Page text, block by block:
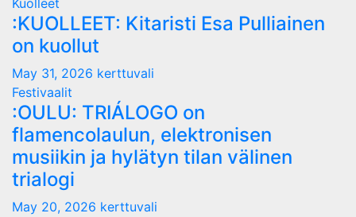
Kuolleet
:KUOLLEET: Kitaristi Esa Pulliainen
on kuollut
May 31, 2026 kerttuvali
Festivaalit
:OULU: TRIÁLOGO on
flamencolaulun, elektronisen
musiikin ja hylätyn tilan välinen
trialogi
May 20, 2026 kerttuvali